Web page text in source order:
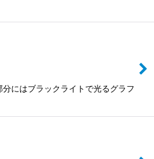
にはブラックライトで光るグラフ